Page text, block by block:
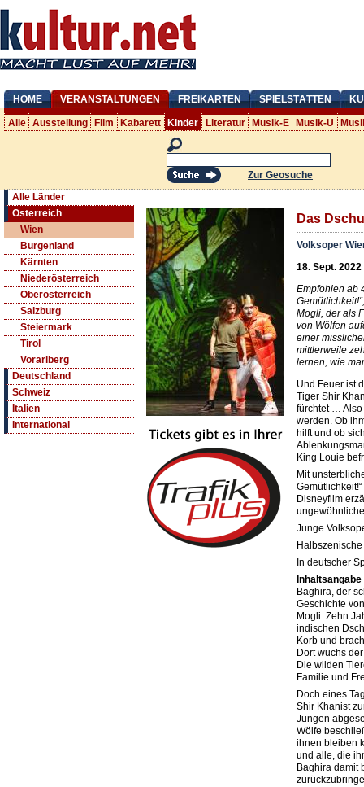
HOME VERANSTALTUNGEN FREIKARTEN SPIELSTÄTTEN
Alle Ausstellung Film Kabarett Kinder Literatur Musik-E Musik-U
Zur Geosuche
Alle Länder
Österreich
Wien
Burgenland
Kärnten
Niederösterreich
Oberösterreich
Salzburg
Steiermark
Tirol
Vorarlberg
Deutschland
Schweiz
Italien
International
Das
Volksoper
18. Sept.
Empfohlen ab
Mogli, der als
von Wölfen
einer
mittlerweile
lernen, wie
Und Feuer ist
Tiger Shir
fürchtet … Also
werden. Ob
hilft und ob
King Louie
Mit
Disneyfilm
Junge
In deutscher
Inhaltsangabe
Baghira, der
Geschichte
Mogli: Zehn
indischen
Korb und
Dort wuchs
Die wilden
Familie und
Doch eines
Shir Khanist
Jungen
Wölfe
ihnen bleiben
und alle, die
Baghira damit